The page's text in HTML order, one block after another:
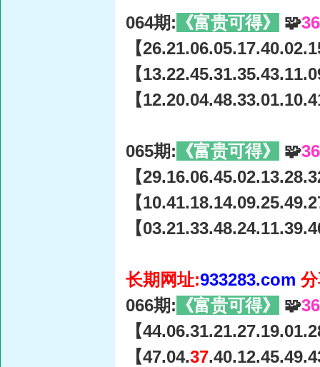
064期: 《富贵可得》 🧩
【
【
【
065期: 《富贵可得》 🧩
【
【
【
长期网址:933283.com
066期: 《富贵可得》 🧩
【
【47.04.37